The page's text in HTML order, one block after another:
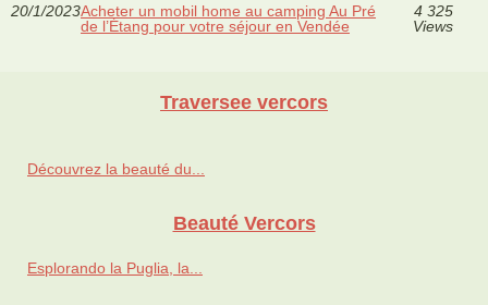
20/1/2023Acheter un mobil home au camping Au Pré
de l’Étang pour votre séjour en Vendée
4 325
Views
Traversee vercors
Découvrez la beauté du...
Beauté Vercors
Esplorando la Puglia, la...